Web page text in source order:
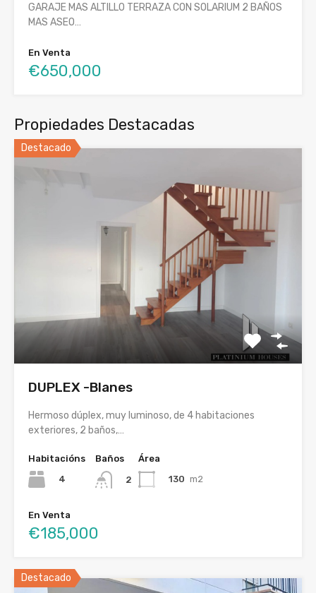
GARAJE MAS ALTILLO TERRAZA CON SOLARIUM 2 BAÑOS
MAS ASEO…
En Venta
€650,000
Propiedades Destacadas
Destacado
DUPLEX -Blanes
Hermoso dúplex, muy luminoso, de 4 habitaciones
exteriores, 2 baños,…
Habitacións
4
Baños
2
Área
130 m2
En Venta
€185,000
Destacado